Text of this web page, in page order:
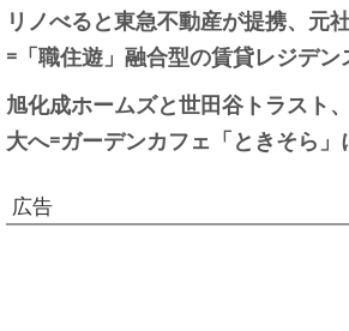
リノべると東急不動産が提携、元
=「職住遊」融合型の賃貸レジデン
旭化成ホームズと世田谷トラスト
大へ=ガーデンカフェ「ときそら」
広告